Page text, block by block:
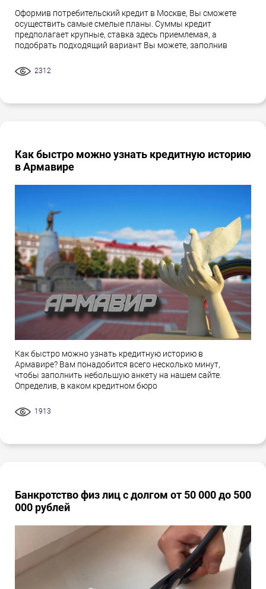
Оформив потребительский кредит в Москве, Вы сможете
осуществить самые смелые планы. Суммы кредит
предполагает крупные, ставка здесь приемлемая, а
подобрать подходящий вариант Вы можете, заполнив
2312
Как быстро можно узнать кредитную историю
в Армавире
Как быстро можно узнать кредитную историю в
Армавире? Вам понадобится всего несколько минут,
чтобы заполнить небольшую анкету на нашем сайте.
Определив, в каком кредитном бюро
1913
Банкротство физ лиц с долгом от 50 000 до 500
000 рублей